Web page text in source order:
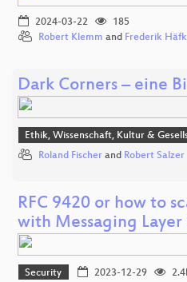
2024-03-22
185
Robert Klemm and Frederik
Dark Corners – eine
Ethik, Wissenschaft, Kultur &
Roland Fischer and Robert Salzer
RFC 9420 or how to
with Messaging
Security 2023-12-29